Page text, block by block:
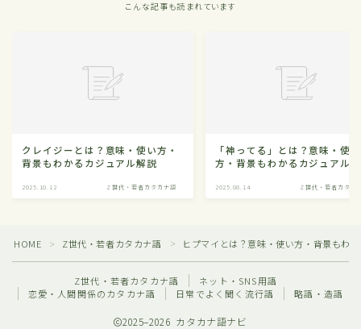
こんな記事も読まれています
クレイジーとは？意味・使い方・
背景もわかるカジュアル解説
2025.10.12 Z世代・若者カタカナ語
「神ってる」とは？意味・使い
方・背景もわかるカジュアル
2025.08.14 Z世代・若者カタカ
HOME ＞ Z世代・若者カタカナ語 ＞ ヒプマイとは？意味・使い方・背景もわ
Z世代・若者カタカナ語
ネット・SNS用語
恋愛・人間関係のカタカナ語
日常でよく聞く流行語 略語・造語
2025–2026 カタカナ語ナビ